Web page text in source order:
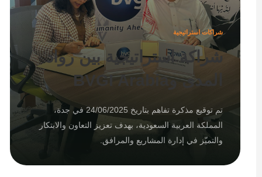
شراكات استراتيجية
شراكة استراتيجية بين رواد
المدى وBVGI Arabia
تم توقيع مذكرة تفاهم بتاريخ 24/06/2025 في جدة،
المملكة العربية السعودية، بهدف تعزيز التعاون والابتكار
والتميّز في إدارة المشاريع والمرافق.